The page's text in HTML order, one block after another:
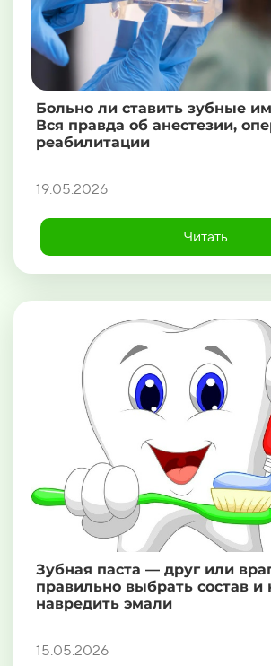
Больно ли ставить зубные
Вся правда об анестезии,
реабилитации
19.05.2026
Читать
Зубная паста — друг или
правильно выбрать состав и
навредить эмали
15.05.2026